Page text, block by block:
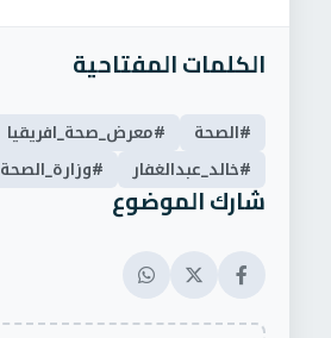
الكلمات المفتاحية
#الصحة
#معرض_صحة_افريقيا
#خالد_عبدالغفار
#وزارة_الصحة
شارك الموضوع